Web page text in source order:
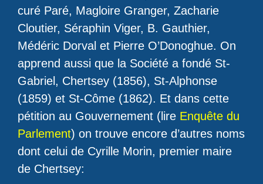
curé Paré, Magloire Granger, Zacharie
Cloutier, Séraphin Viger, B. Gauthier,
Médéric Dorval et Pierre O’Donoghue. On
apprend aussi que la Société a fondé St-
Gabriel, Chertsey (1856), St-Alphonse
(1859) et St-Côme (1862). Et dans cette
pétition au Gouvernement (lire Enquête du
Parlement) on trouve encore d’autres noms
dont celui de Cyrille Morin, premier maire
de Chertsey: